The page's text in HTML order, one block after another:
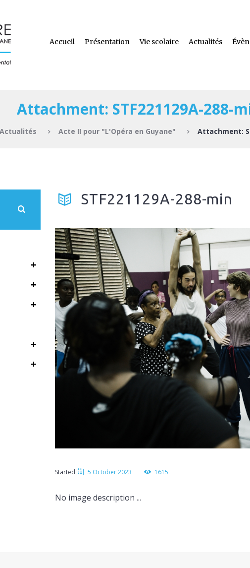
Accueil Présentation Vie scolaire Actualités
Attachment: STF221129A-288-
Actualités Acte II pour "L'Opéra en Guyane" Attachment:
STF221129A-288-min
Started 5 October 2023 1615
No image description ...
+
+
+
+
+